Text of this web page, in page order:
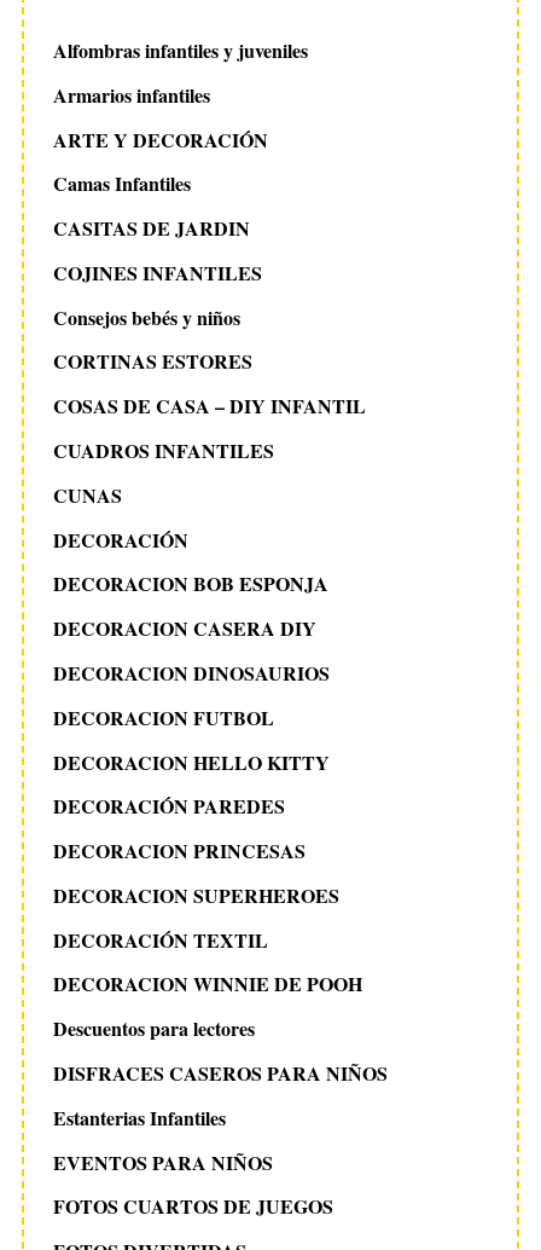
Alfombras infantiles y juveniles
Armarios infantiles
ARTE Y DECORACIÓN
Camas Infantiles
CASITAS DE JARDIN
COJINES INFANTILES
Consejos bebés y niños
CORTINAS ESTORES
COSAS DE CASA – DIY INFANTIL
CUADROS INFANTILES
CUNAS
DECORACIÓN
DECORACION BOB ESPONJA
DECORACION CASERA DIY
DECORACION DINOSAURIOS
DECORACION FUTBOL
DECORACION HELLO KITTY
DECORACIÓN PAREDES
DECORACION PRINCESAS
DECORACION SUPERHEROES
DECORACIÓN TEXTIL
DECORACION WINNIE DE POOH
Descuentos para lectores
DISFRACES CASEROS PARA NIÑOS
Estanterias Infantiles
EVENTOS PARA NIÑOS
FOTOS CUARTOS DE JUEGOS